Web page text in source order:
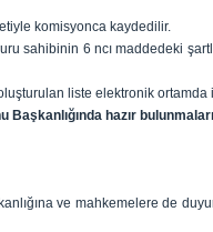
komisyonca kaydedilir.
sahibinin 6 ncı maddedeki
liste elektronik ortamda
hazır
ve mahkemelere de